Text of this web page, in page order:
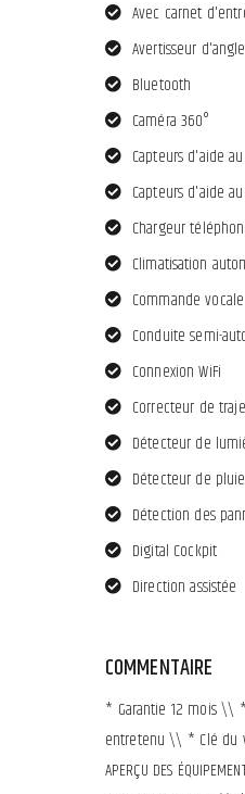
Avec carnet
Avertisseur
Bluetooth
Caméra 360°
Capteurs d'aide
Capteurs d'aide
Chargeur
Climatisation
Commande vocale
Conduite semi-
Connexion WiFi
Correcteur de
Détecteur de
Détecteur de pluie
Détection des
Digital Cockpit
Direction assistée
COMMENTAIRE
* Garantie 12 mois \\
entretenu \\ * Clé du
APERÇU DES